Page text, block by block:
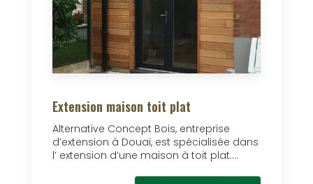
Extension maison toit plat
Alternative Concept Bois, entreprise
d’extension à Douai, est spécialisée dans
l’ extension d’une maison à toit plat....